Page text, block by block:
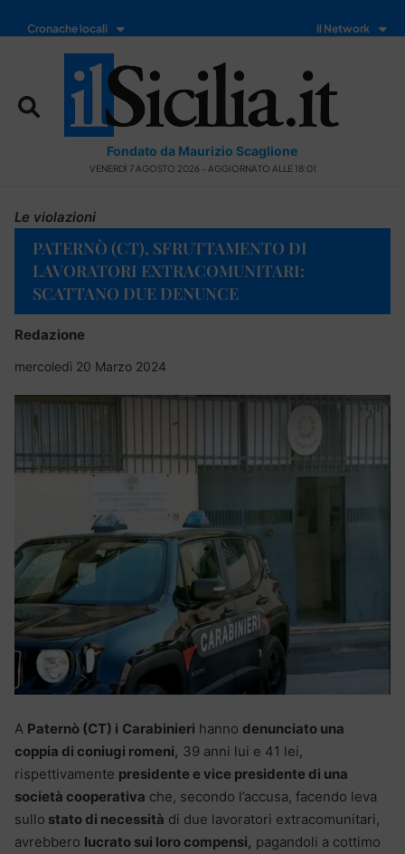
Cronache locali Il Network
Fondato da Maurizio Scaglione
VENERDÌ 7 AGOSTO 2026 - AGGIORNATO ALLE 18:01
Le violazioni
PATERNÒ (CT), SFRUTTAMENTO DI
LAVORATORI EXTRACOMUNITARI:
SCATTANO DUE DENUNCE
Redazione
mercoledì 20 Marzo 2024
A Paternò (CT) i Carabinieri hanno denunciato una
coppia di coniugi romeni, 39 anni lui e 41 lei,
rispettivamente presidente e vice presidente di una
società cooperativa che, secondo l’accusa, facendo leva
sullo stato di necessità di due lavoratori extracomunitari,
avrebbero lucrato sui loro compensi, pagandoli a cottimo